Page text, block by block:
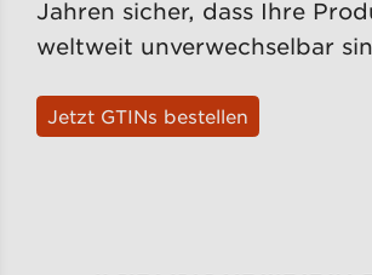
Jahren sicher, dass Ihre
weltweit unverwechselbar
Jetzt GTINs bestellen